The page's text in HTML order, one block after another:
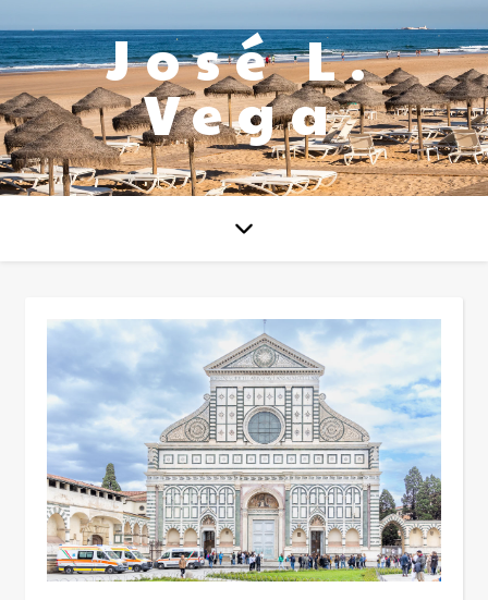
José L.
Vega